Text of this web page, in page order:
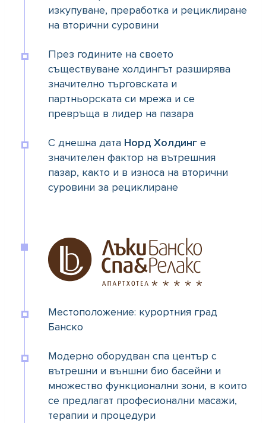
изкупуване, преработка и рециклиране
на вторични суровини
През годините на своето
съществуване холдингът разширява
значително търговската и
партньорската си мрежа и се
превръща в лидер на пазара
С днешна дата Норд Холдинг е
значителен фактор на вътрешния
пазар, както и в износа на вторични
суровини за рециклиране
Местоположение: курортния град
Банско
Модерно оборудван спа център с
вътрешни и външни био басейни и
множество функционални зони, в които
се предлагат професионални масажи,
терапии и процедури